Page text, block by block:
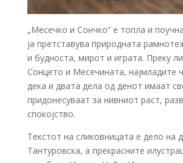
„Месечко и Сончко“ е топла и
ја претставува природната
и будноста, мирот и играта. Преку
Сонцето и Месечината, најмладите
дека и двата дела од денот имаат
придонесуваат за нивниот раст,
спокојство.
Текстот на сликовницата е дело на
Тантуровска, а прекрасните